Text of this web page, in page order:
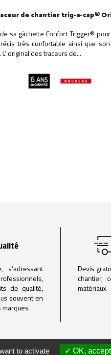
de chantier trig-a-cap®
sa gâchette Confort Trigger®
très confortable ainsi que son
original des traceurs de...
de qualité,
souvent en
Devis
chantier,
matériaux.
to activate OK, accept